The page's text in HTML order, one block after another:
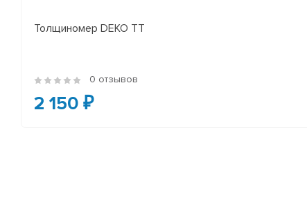
Толщиномер DEKO TT
0 отзывов
2 150 ₽